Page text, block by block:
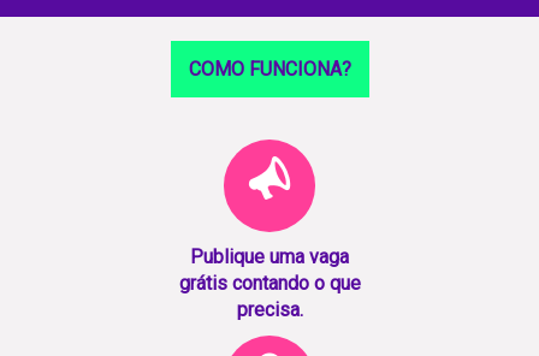
COMO FUNCIONA?
Publique uma vaga
grátis contando o que
precisa.